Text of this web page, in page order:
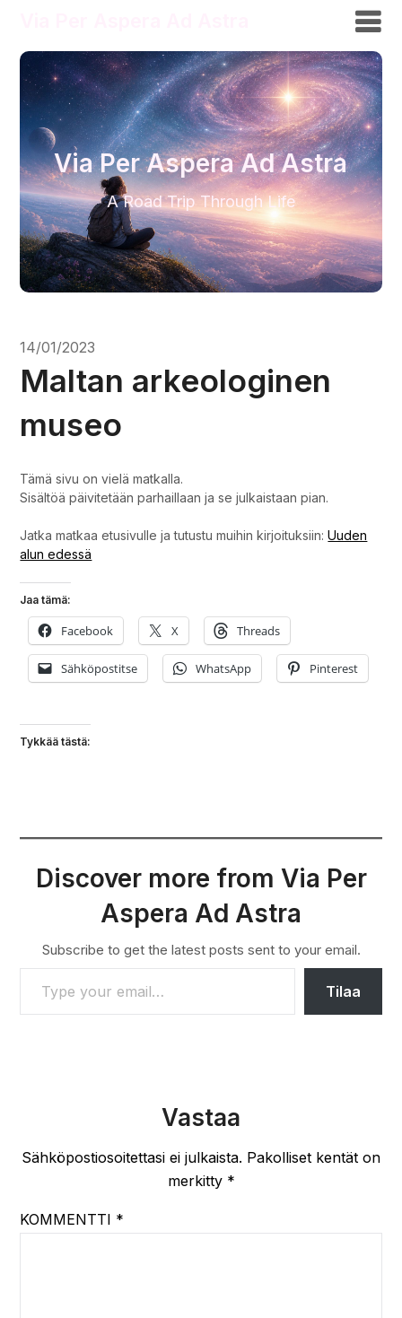
Via Per Aspera Ad Astra
A Road Trip Through Life
14/01/2023
Maltan arkeologinen
museo
Tämä sivu on vielä matkalla.
Sisältöä päivitetään parhaillaan ja se julkaistaan pian.
Jatka matkaa etusivulle ja tutustu muihin kirjoituksiin:Uuden
alun edessä
Jaa tämä:
Facebook X Threads
Sähköpostitse WhatsApp Pinterest
Tykkää tästä:
Discover more from Via Per
Aspera Ad Astra
Subscribe to get the latest posts sent to your email.
TYPE YOUR EMAIL…
Tilaa
Vastaa
Sähköpostiosoitettasi ei julkaista. Pakolliset kentät on
merkitty *
KOMMENTTI *